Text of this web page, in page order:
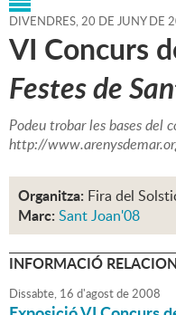
DIVENDRES,20 DE JUNY DE
VI Concurs
Festes de
Podeu trobar les bases del
http://
Organitza: Fira del
Marc: Sant Joan'08
INFORMACIÓ
Dissabte, 16 d'agostde2008